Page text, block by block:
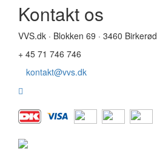
Kontakt os
VVS.dk · Blokken 69 · 3460 Birkerød
+ 45 71 746 746
kontakt@vvs.dk